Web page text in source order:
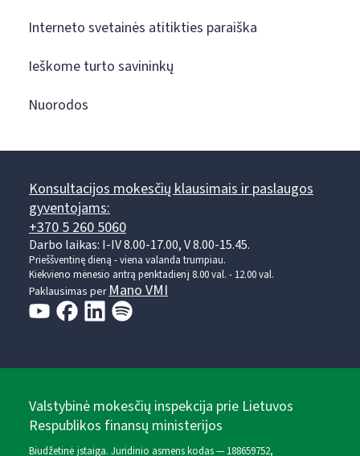
Interneto svetainės atitikties paraiška
Ieškome turto savininkų
Nuorodos
Konsultacijos mokesčių klausimais ir paslaugos
gyventojams:
+370 5 260 5060
Darbo laikas: I-IV 8.00-17.00, V 8.00-15.45.
Prieššventinę dieną - viena valanda trumpiau.
Kiekvieno mėnesio antrą penktadienį 8.00 val. - 12.00 val.
Paklausimas perMano VMI
Valstybinė mokesčių inspekcija prie Lietuvos
Respublikos finansų ministerijos
Biudžetinė įstaiga. Juridinio asmens kodas — 188659752,